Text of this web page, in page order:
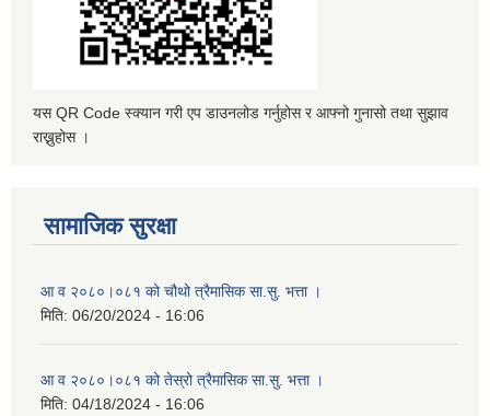
यस QR Code स्क्यान गरी एप डाउनलोड गर्नुहोस र आफ्नो गुनासो तथा सुझाव
राख्नुहोस ।
सामाजिक सुरक्षा
आ व २०८०।०८१ को चौथो त्रैमासिक सा.सु. भत्ता ।
मिति: 06/20/2024 - 16:06
आ व २०८०।०८१ को तेस्रो त्रैमासिक सा.सु. भत्ता ।
मिति: 04/18/2024 - 16:06